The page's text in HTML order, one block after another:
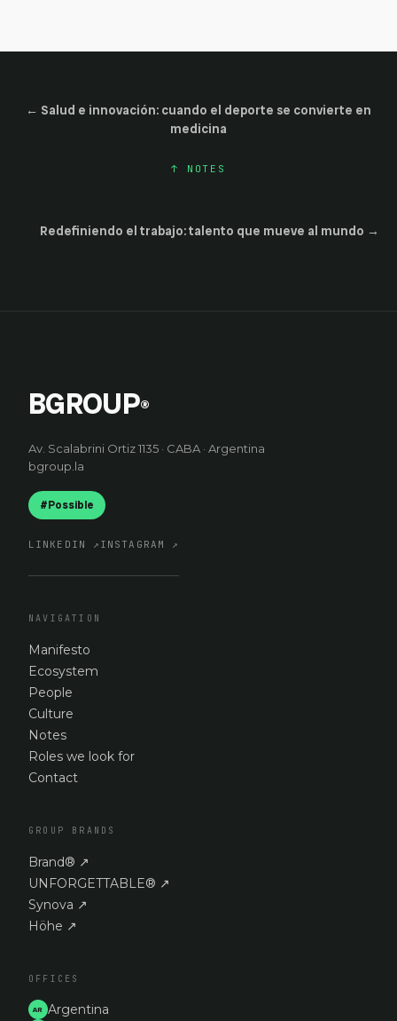
← Salud e innovación: cuando el deporte se convierte en
medicina
↑ NOTES
Redefiniendo el trabajo: talento que mueve al mundo →
BGROUP®
Av. Scalabrini Ortiz 1135 · CABA · Argentina
bgroup.la
#Possible
LINKEDIN ↗ INSTAGRAM ↗
NAVIGATION
Manifesto
Ecosystem
People
Culture
Notes
Roles we look for
Contact
GROUP BRANDS
Brand® ↗
UNFORGETTABLE® ↗
Synova ↗
Höhe ↗
OFFICES
AR Argentina